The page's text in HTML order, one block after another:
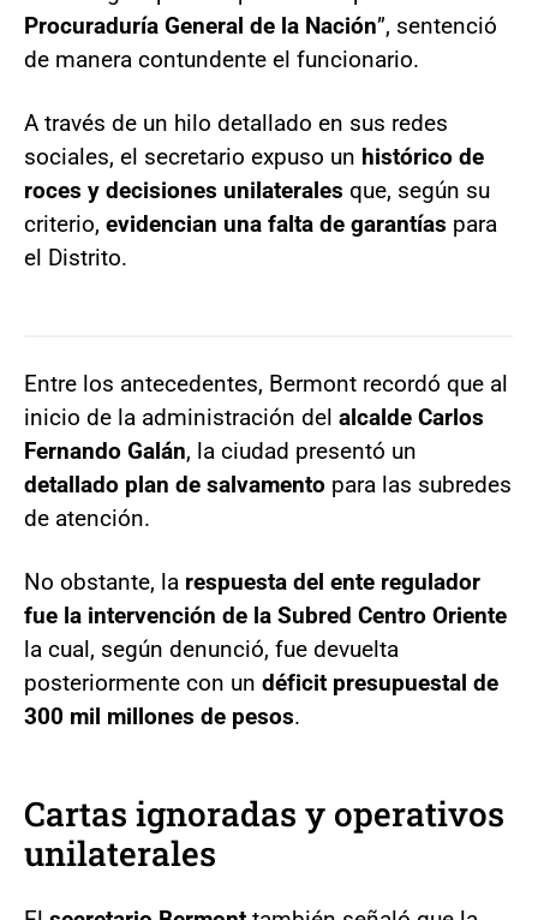
Procuraduría General de la Nación”, sentenció
de manera contundente el funcionario.
A través de un hilo detallado en sus redes
sociales, el secretario expuso un histórico de
roces y decisiones unilaterales que, según su
criterio, evidencian una falta de garantías para
el Distrito.
Entre los antecedentes, Bermont recordó que al
inicio de la administración del alcalde Carlos
Fernando Galán, la ciudad presentó un
detallado plan de salvamento para las subredes
de atención.
No obstante, la respuesta del ente regulador
fue la intervención de la Subred Centro Oriente
la cual, según denunció, fue devuelta
posteriormente con un déficit presupuestal de
300 mil millones de pesos.
Cartas ignoradas y operativos
unilaterales